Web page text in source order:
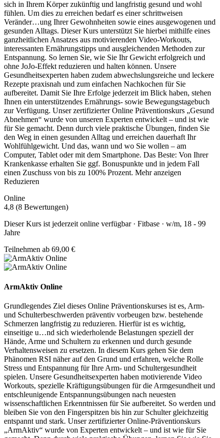
sich in Ihrem Körper zukünftig und langfristig gesund und wohl
fühlen. Um dies zu erreichen bedarf es einer schrittweisen
Veränder…ung Ihrer Gewohnheiten sowie eines ausgewogenen und
gesunden Alltags. Dieser Kurs unterstützt Sie hierbei mithilfe eines
ganzheitlichen Ansatzes aus motivierenden Video-Workouts,
interessanten Ernährungstipps und ausgleichenden Methoden zur
Entspannung. So lernen Sie, wie Sie Ihr Gewicht erfolgreich und
ohne JoJo-Effekt reduzieren und halten können. Unsere
Gesundheitsexperten haben zudem abwechslungsreiche und leckere
Rezepte praxisnah und zum einfachen Nachkochen für Sie
aufbereitet. Damit Sie Ihre Erfolge jederzeit im Blick haben, stehen
Ihnen ein unterstützendes Ernährungs- sowie Bewegungstagebuch
zur Verfügung. Unser zertifizierter Online Präventionskurs „Gesund
Abnehmen“ wurde von unseren Experten entwickelt – und ist wie
für Sie gemacht. Denn durch viele praktische Übungen, finden Sie
den Weg in einen gesunden Alltag und erreichen dauerhaft Ihr
Wohlfühlgewicht. Und das, wann und wo Sie wollen – am
Computer, Tablet oder mit dem Smartphone. Das Beste: Von Ihrer
Krankenkasse erhalten Sie ggf. Bonuspunkte und in jedem Fall
einen Zuschuss von bis zu 100% Prozent. Mehr anzeigen
Reduzieren
Online
4,8 (8 Bewertungen)
Dieser Kurs ist jederzeit online verfügbar · Fitbase · w/m, 18 - 99
Jahre
Teilnehmen ab 69,00 €
ArmAktiv Online
Grundlegendes Ziel dieses Online Präventionskurses ist es, Arm-
und Schulterbeschwerden präventiv vorbeugen bzw. bestehende
Schmerzen langfristig zu reduzieren. Hierfür ist es wichtig,
einseitige u…nd sich wiederholende Belastungen speziell der
Hände, Arme und Schultern zu erkennen und durch gesunde
Verhaltensweisen zu ersetzen. In diesem Kurs gehen Sie dem
Phänomen RSI näher auf den Grund und erfahren, welche Rolle
Stress und Entspannung für Ihre Arm- und Schultergesundheit
spielen. Unsere Gesundheitsexperten haben motivierende Video
Workouts, spezielle Kräftigungsübungen für die Armgesundheit und
entschleunigende Entspannungsübungen nach neuesten
wissenschaftlichen Erkenntnissen für Sie aufbereitet. So werden und
bleiben Sie von den Fingerspitzen bis hin zur Schulter gleichzeitig
entspannt und stark. Unser zertifizierter Online-Präventionskurs
„ArmAktiv“ wurde von Experten entwickelt – und ist wie für Sie